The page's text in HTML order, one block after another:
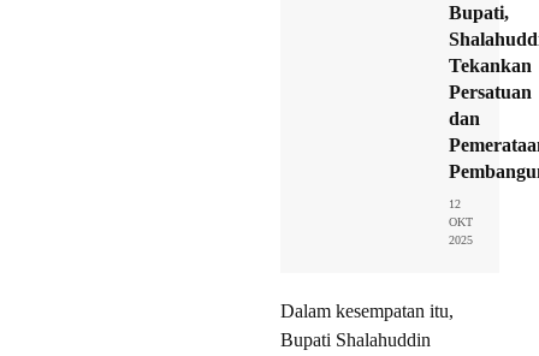
Bupati,
Tekankan
Persatuan
dan
12
OKT
2025
Dalam kesempatan itu,
Bupati Shalahuddin